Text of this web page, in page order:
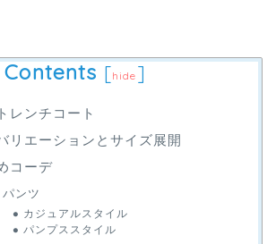
Contents [hide ]
レンチコート
リエーションとサイズ展開
コーデ
パンツ
カジュアルスタイル
パンプススタイル